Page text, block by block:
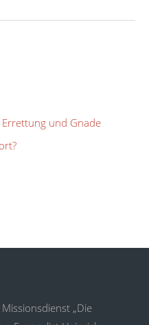
Errettung und Gnade
„Die